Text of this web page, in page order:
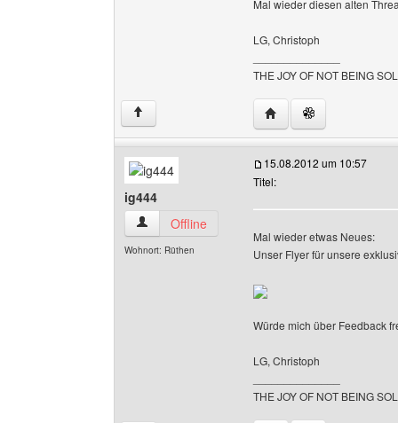
Mal wieder diesen alten
LG, Christoph
THE JOY OF NOT BEING
↑ Website dieses
ig444
ig444 Benutzer-Profile anzeigen
Offline
Wohnort: Rüthen
15.08.2012 um 10:57
Titel:
Mal wieder etwas Neues:
Unser Flyer für unsere
Würde mich über Feedback
LG, Christoph
THE JOY OF NOT BEING